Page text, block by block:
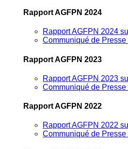
Rapport AGFPN 2024
Rapport AGFPN 2024
Communiqué de Presse
Rapport AGFPN 2023
Rapport AGFPN 2023
Communiqué de
Rapport AGFPN 2022
Rapport AGFPN 2022
Communiqué de